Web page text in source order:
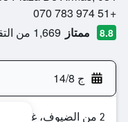
+51 974 783 070
8.8 ممتاز 1,669 من التقييمات تم التحقق منها
ج 14/8
2 من الضيوف، غرفة واحدة